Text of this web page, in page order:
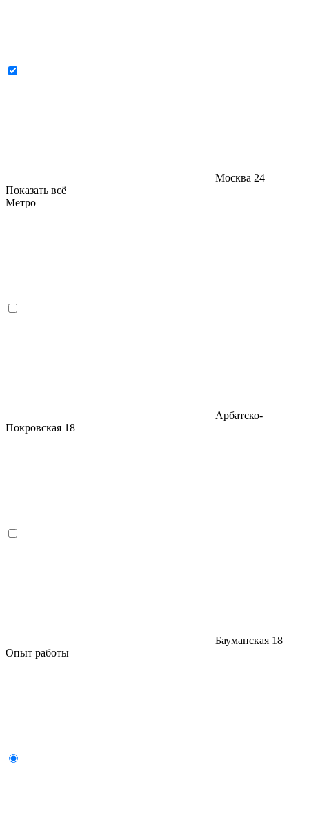
Москва 24
Показать всё
Метро
Арбатско-
Покровская 18
Бауманская 18
Опыт работы